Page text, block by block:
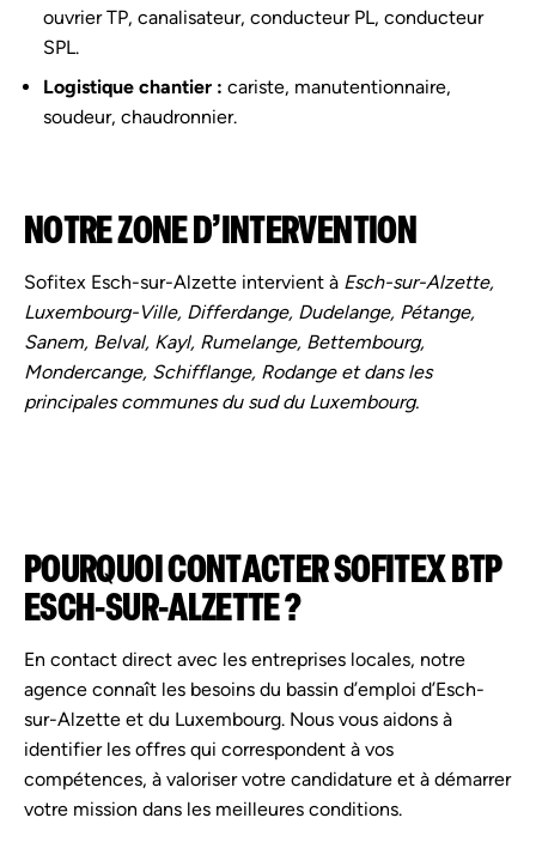
ouvrier TP, canalisateur, conducteur PL, conducteur
SPL.
Logistique chantier : cariste, manutentionnaire,
soudeur, chaudronnier.
NOTRE ZONE D’INTERVENTION
Sofitex Esch-sur-Alzette intervient à Esch-sur-Alzette,
Luxembourg-Ville, Differdange, Dudelange, Pétange,
Sanem, Belval, Kayl, Rumelange, Bettembourg,
Mondercange, Schifflange, Rodange et dans les
principales communes du sud du Luxembourg.
POURQUOI CONTACTER SOFITEX BTP
ESCH-SUR-ALZETTE ?
En contact direct avec les entreprises locales, notre
agence connaît les besoins du bassin d’emploi d’Esch-
sur-Alzette et du Luxembourg. Nous vous aidons à
identifier les offres qui correspondent à vos
compétences, à valoriser votre candidature et à démarrer
votre mission dans les meilleures conditions.